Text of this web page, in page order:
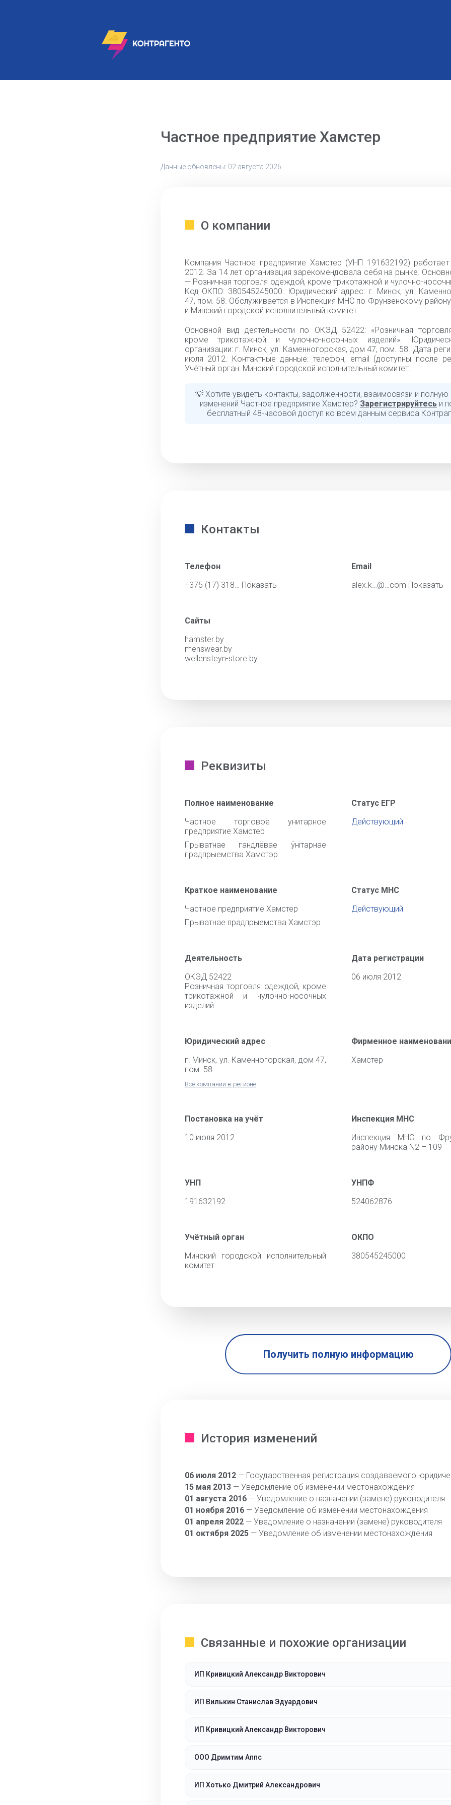
Частное предприятие Хамстер
Данные обновлены: 02 августа 2026
О компании
Компания Частное предприятие Хамстер (УНП 191632192)
2012. За 14 лет организация зарекомендовала себя на рынке.
— Розничная торговля одеждой, кроме трикотажной и чулочно-
Код ОКПО: 380545245000. Юридический адрес: г. Минск, ул.
47, пом. 58. Обслуживается в Инспекция МНС по Фрунзенскому
и Минский городской исполнительный комитет.
Основной вид деятельности по ОКЭД 52422: «Розничная
кроме трикотажной и чулочно-носочных изделий».
организации: г. Минск, ул. Каменногорская, дом 47, пом. 58. Дата
июля 2012. Контактные данные: телефон, email (доступны после
Учётный орган: Минский городской исполнительный комитет.
💡 Хотите увидеть контакты, задолженности, взаимосвязи и
изменений Частное предприятие Хамстер? Зарегистрируйтесь и
бесплатный 48-часовой доступ ко всем данным сервиса
Контакты
Телефон
+375 (17) 318… Показать
Email
alex.k…@…com Показать
Сайты
hamster.by
menswear.by
wellensteyn-store.by
Реквизиты
Полное наименование
Частное торговое унитарное
предприятие Хамстер
Прыватнае гандлёвае ўнітарнае
прадпрыемства Хамстэр
Статус ЕГР
Действующий
Краткое наименование
Частное предприятие Хамстер
Прыватнае прадпрыемства Хамстэр
Статус МНС
Действующий
Деятельность
ОКЭД 52422
Розничная торговля одеждой, кроме
трикотажной и чулочно-носочных
изделий
Дата регистрации
06 июля 2012
Юридический адрес
г. Минск, ул. Каменногорская, дом 47,
пом. 58
Все компании в регионе
Фирменное
Хамстер
Постановка на учёт
10 июля 2012
Инспекция МНС
Инспекция МНС по
району Минска N2 – 109
УНП
191632192
УНПФ
524062876
Учётный орган
Минский городской исполнительный
комитет
ОКПО
380545245000
Получить полную информацию
История изменений
06 июля 2012— Государственная регистрация создаваемого
15 мая 2013— Уведомление об изменении местонахождения
01 августа 2016— Уведомление о назначении (замене) руководителя
01 ноября 2016— Уведомление об изменении местонахождения
01 апреля 2022— Уведомление о назначении (замене) руководителя
01 октября 2025— Уведомление об изменении местонахождения
Связанные и похожие организации
ИП Кривицкий Александр Викторович
ИП Вилькин Станислав Эдуардович
ИП Кривицкий Александр Викторович
ООО Дримтим Аппс
ИП Хотько Дмитрий Александрович